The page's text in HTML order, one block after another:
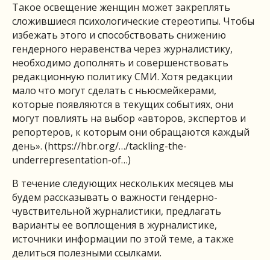
Такое освещение женщин может закреплять
сложившиеся психологические стереотипы. Чтобы
избежать этого и способствовать снижению
гендерного неравенства через журналистику,
необходимо дополнять и совершенствовать
редакционную политику СМИ. Хотя редакции
мало что могут сделать с ньюсмейкерами,
которые появляются в текущих событиях, они
могут повлиять на выбор «авторов, экспертов и
репортеров, к которым они обращаются каждый
день». (https://hbr.org/…/tackling-the-
underrepresentation-of…)
В течение следующих нескольких месяцев мы
будем рассказывать о важности гендерно-
чувствительной журналистики, предлагать
варианты ее воплощения в журналистике,
источники информации по этой теме, а также
делиться полезными ссылками.